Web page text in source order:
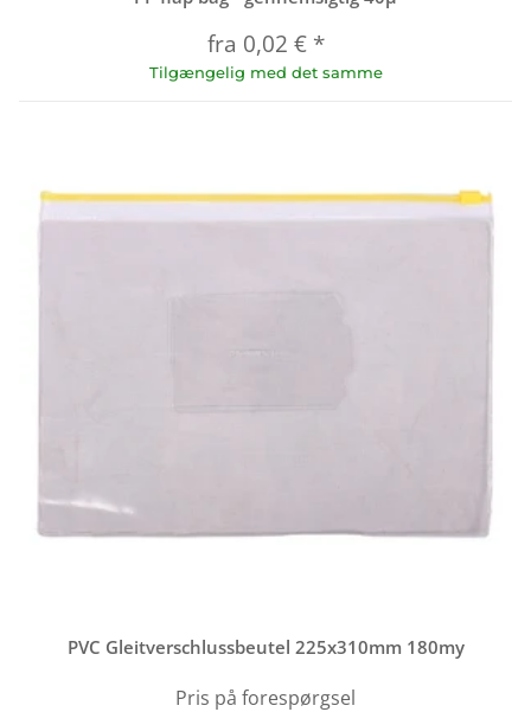
fra 0,02 € *
Tilgængelig med det samme
PVC Gleitverschlussbeutel 225x310mm 180my
Pris på forespørgsel